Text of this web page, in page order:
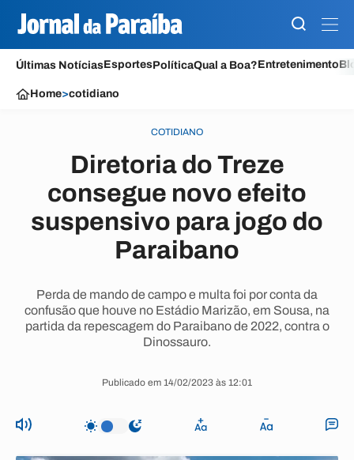
Últimas NotíciasEsportesPolíticaQual a Boa?Entretenimento
Home>cotidiano
COTIDIANO
Diretoria do Treze
consegue novo efeito
suspensivo para jogo do
Paraibano
Perda de mando de campo e multa foi por conta da
confusão que houve no Estádio Marizão, em Sousa, na
partida da repescagem do Paraibano de 2022, contra o
Dinossauro.
Publicado em 14/02/2023 às 12:01